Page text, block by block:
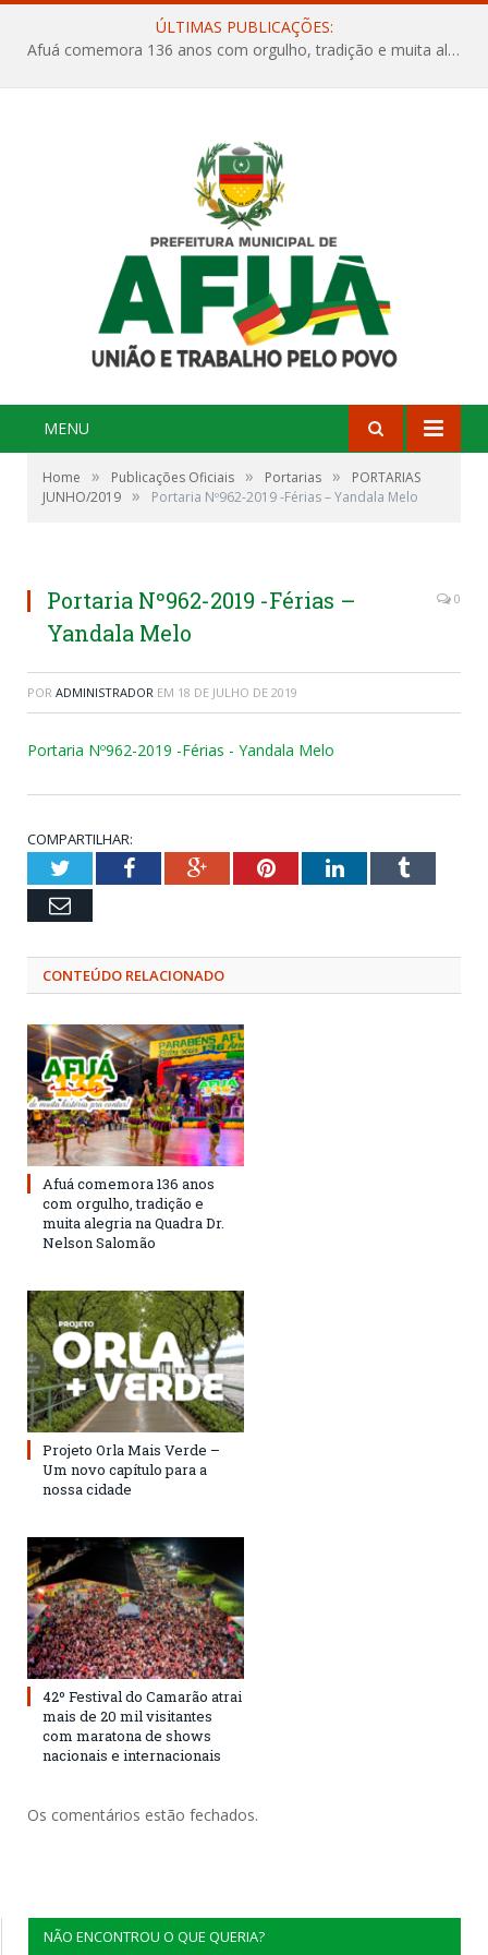
ÚLTIMAS PUBLICAÇÕES:
Afuá comemora 136 anos com orgulho, tradição e muita alegria na Quadra Dr. Nelson Salomão
MENU
Home » Publicações Oficiais » Portarias »
PORTARIAS
JUNHO/2019 » Portaria Nº962-2019 -Férias – Yandala Melo
Portaria Nº962-2019 -Férias –
Yandala Melo
0
POR ADMINISTRADOR EM 18 DE JULHO DE 2019
Portaria Nº962-2019 -Férias - Yandala Melo
COMPARTILHAR:
TwitterFacebookGoogle+PinterestLinkedInTumblr
Email
CONTEÚDO RELACIONADO
Afuá comemora 136 anos
com orgulho, tradição e
muita alegria na Quadra Dr.
Nelson Salomão
Projeto Orla Mais Verde –
Um novo capítulo para a
nossa cidade
42º Festival do Camarão atrai
mais de 20 mil visitantes
com maratona de shows
nacionais e internacionais
Os comentários estão fechados.
NÃO ENCONTROU O QUE QUERIA?